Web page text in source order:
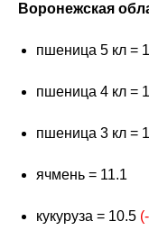
Воронежская
пшеница 5 кл =
пшеница 4 кл =
пшеница 3 кл =
ячмень = 11.1
кукуруза = 10.5